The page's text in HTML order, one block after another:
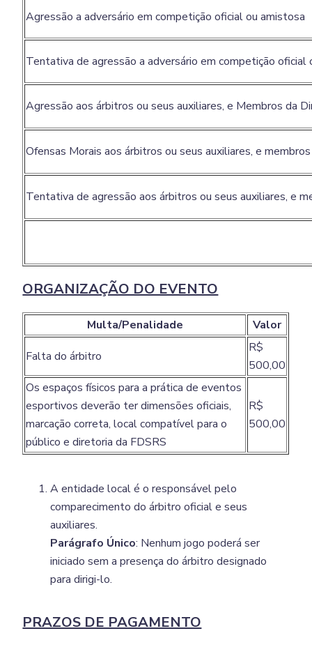
Agressão a adversário em competição oficial ou amistosa
Tentativa de agressão a adversário em competição oficial
Agressão aos árbitros ou seus auxiliares, e Membros da
Ofensas Morais aos árbitros ou seus auxiliares, e
Tentativa de agressão aos árbitros ou seus auxiliares, e
ORGANIZAÇÃO DO EVENTO
Multa/Penalidade Valor
Falta do árbitro
R$
500,00
Os espaços físicos para a prática de eventos
esportivos deverão ter dimensões oficiais,
marcação correta, local compatível para o
público e diretoria da FDSRS
R$
500,00
A entidade local é o responsável pelo
comparecimento do árbitro oficial e seus
auxiliares.
Parágrafo Único: Nenhum jogo poderá ser
iniciado sem a presença do árbitro designado
para dirigi-lo.
PRAZOS DE PAGAMENTO